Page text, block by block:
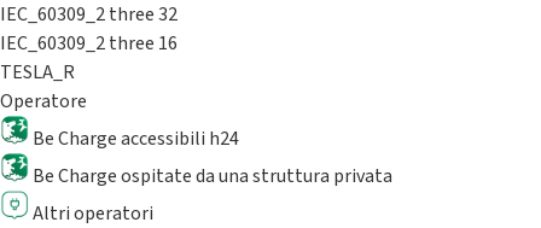
IEC_60309_2 three 32
IEC_60309_2 three 16
TESLA_R
Operatore
Be Charge accessibili h24
Be Charge ospitate da una struttura privata
Altri operatori